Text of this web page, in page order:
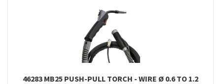
46283 MB25 PUSH-PULL TORCH - WIRE Ø 0.6 TO 1.2